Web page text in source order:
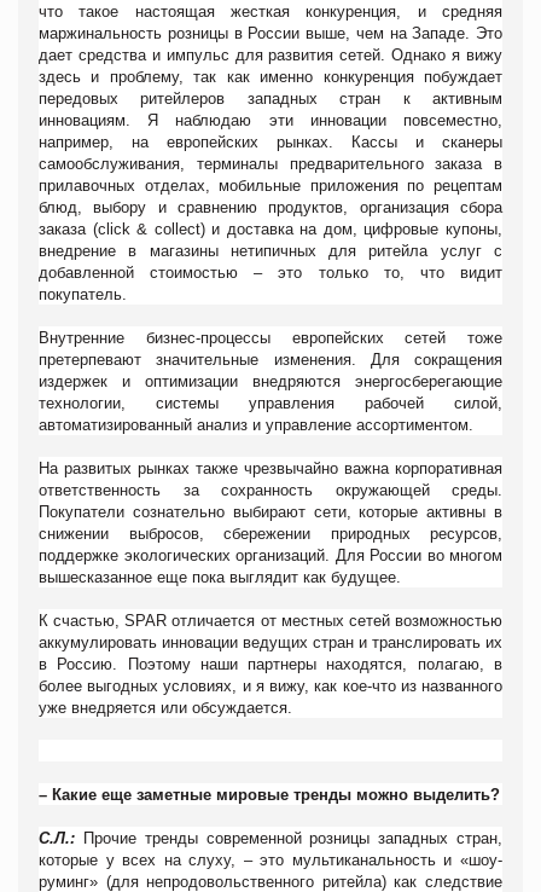
что такое настоящая жесткая конкуренция, и средняя
маржинальность розницы в России выше, чем на Западе. Это
дает средства и импульс для развития сетей. Однако я вижу
здесь и проблему, так как именно конкуренция побуждает
передовых ритейлеров западных стран к активным
инновациям. Я наблюдаю эти инновации повсеместно,
например, на европейских рынках. Кассы и сканеры
самообслуживания, терминалы предварительного заказа в
прилавочных отделах, мобильные приложения по рецептам
блюд, выбору и сравнению продуктов, организация сбора
заказа (click & collect) и доставка на дом, цифровые купоны,
внедрение в магазины нетипичных для ритейла услуг с
добавленной стоимостью – это только то, что видит
покупатель.
Внутренние бизнес-процессы европейских сетей тоже
претерпевают значительные изменения. Для сокращения
издержек и оптимизации внедряются энергосберегающие
технологии, системы управления рабочей силой,
автоматизированный анализ и управление ассортиментом.
На развитых рынках также чрезвычайно важна корпоративная
ответственность за сохранность окружающей среды.
Покупатели сознательно выбирают сети, которые активны в
снижении выбросов, сбережении природных ресурсов,
поддержке экологических организаций. Для России во многом
вышесказанное еще пока выглядит как будущее.
К счастью, SPAR отличается от местных сетей возможностью
аккумулировать инновации ведущих стран и транслировать их
в Россию. Поэтому наши партнеры находятся, полагаю, в
более выгодных условиях, и я вижу, как кое-что из названного
уже внедряется или обсуждается.
– Какие еще заметные мировые тренды можно выделить?
С.Л.: Прочие тренды современной розницы западных стран,
которые у всех на слуху, – это мультиканальность и «шоу-
руминг» (для непродовольственного ритейла) как следствие